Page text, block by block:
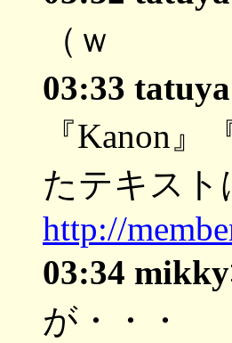
（ｗ
03:33
『Kanon
たテキスト
http://
03:34
が・・・